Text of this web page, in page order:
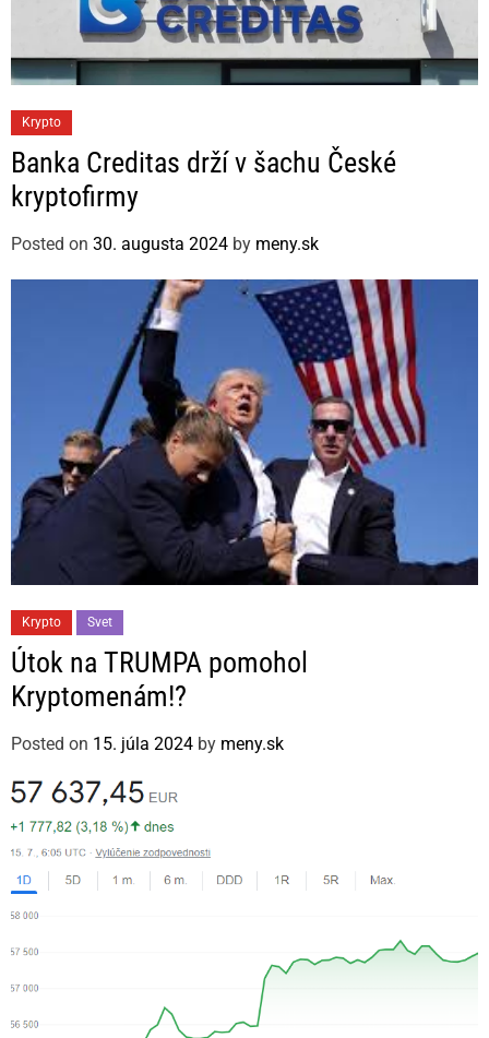
a
t
e
o
r
Krypto
Banka Creditas drží v šachu České
kryptofirmy
Posted on 30. augusta 2024 by meny.sk
a
t
e
o
r
e
Krypto Svet
Útok na TRUMPA pomohol
Kryptomenám!?
Posted on 15. júla 2024 by meny.sk